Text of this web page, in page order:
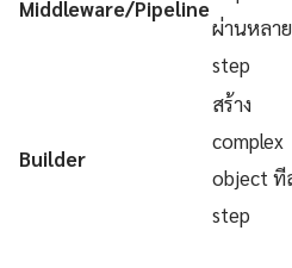
Middleware/Pipeline
ผ่านหลาย
step
Builder
สร้าง
complex
object ที
step